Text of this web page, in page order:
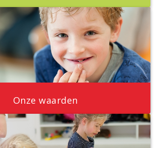
Onze waarden